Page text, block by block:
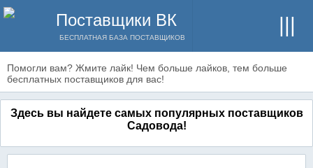
Поставщики ВК
БЕСПЛАТНАЯ БАЗА ПОСТАВЩИКОВ
Помогли вам? Жмите лайк! Чем больше лайков, тем больше
бесплатных поставщиков для вас!
Здесь вы найдете самых популярных поставщиков
Садовода!